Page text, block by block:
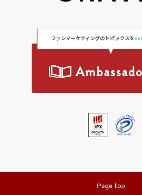
ファンマーケティングのトピックスを
Page top